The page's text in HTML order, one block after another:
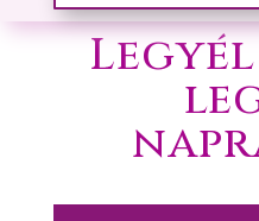
Legyél